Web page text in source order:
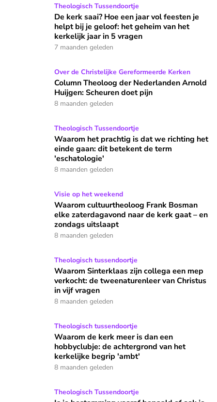
De kerk saai? Hoe een jaar vol feesten je helpt bij je
Theologisch Tussendoortje
De kerk saai? Hoe een jaar vol feesten je
helpt bij je geloof: het geheim van het
kerkelijk jaar in 5 vragen
7 maanden geleden
Column Theoloog der Nederlanden Arnold Huijgen:
Over de Christelijke Gereformeerde Kerken
Column Theoloog der Nederlanden Arnold
Huijgen: Scheuren doet pijn
8 maanden geleden
Waarom het prachtig is dat we richting het einde gaan: dit
Theologisch Tussendoortje
Waarom het prachtig is dat we richting het
einde gaan: dit betekent de term
'eschatologie'
8 maanden geleden
Waarom cultuurtheoloog Frank Bosman elke
Visie op het weekend
Waarom cultuurtheoloog Frank Bosman
elke zaterdagavond naar de kerk gaat – en
zondags uitslaapt
8 maanden geleden
Waarom Sinterklaas zijn collega een mep verkocht: de
Theologisch tussendoortje
Waarom Sinterklaas zijn collega een mep
verkocht: de tweenaturenleer van Christus
in vijf vragen
8 maanden geleden
Waarom de kerk meer is dan een hobbyclubje: de
Theologisch tussendoortje
Waarom de kerk meer is dan een
hobbyclubje: de achtergrond van het
kerkelijke begrip 'ambt'
8 maanden geleden
Is je bestemming vooraf bepaald of ook je eigen
Theologisch Tussendoortje